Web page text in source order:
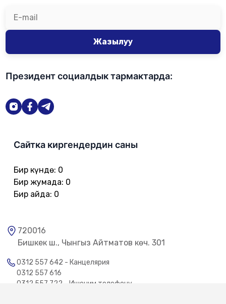
Жазылуу
Президент социалдык тармактарда:
Сайтка киргендердин саны
Бир күндө: 0
Бир жумада: 0
Бир айда: 0
720016
Бишкек ш., Чынгыз Айтматов көч. 301
0312 557 642 - Канцелярия
0312 557 616
0312 557 722 - Ишеним телефону